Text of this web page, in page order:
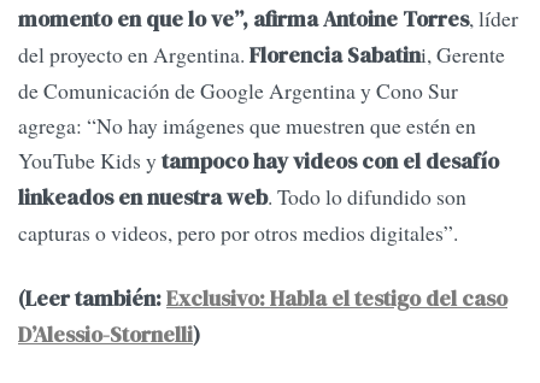
momento en que lo ve”, afirma Antoine Torres, líder
del proyecto en Argentina. Florencia Sabatini, Gerente
de Comunicación de Google Argentina y Cono Sur
agrega: “No hay imágenes que muestren que estén en
YouTube Kids y tampoco hay videos con el desafío
linkeados en nuestra web. Todo lo difundido son
capturas o videos, pero por otros medios digitales”.
(Leer también:Exclusivo: Habla el testigo del caso
D’Alessio-Stornelli)